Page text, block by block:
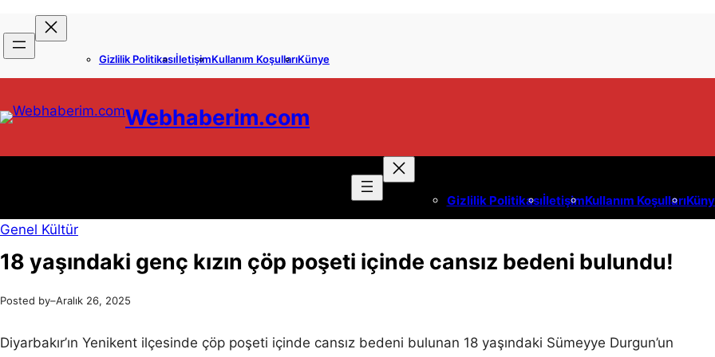
geç
Gizlilik PolitikasıİletişimKullanım KoşullarıKünye
Webhaberim.com
Gizlilik PolitikasıİletişimKullanım Koşulları
Genel Kültür
18 yaşındaki genç kızın çöp poşeti içinde cansız bedeni bulundu!
Posted by–Aralık 26, 2025
Diyarbakır’ın Yenikent ilçesinde çöp poşeti içinde cansız bedeni bulunan 18 yaşındaki Sümeyye Durgun’un